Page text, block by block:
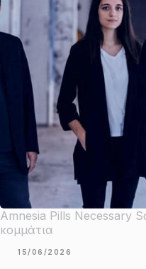
Amnesia Pills Necessary
κομμάτια
15/06/2026